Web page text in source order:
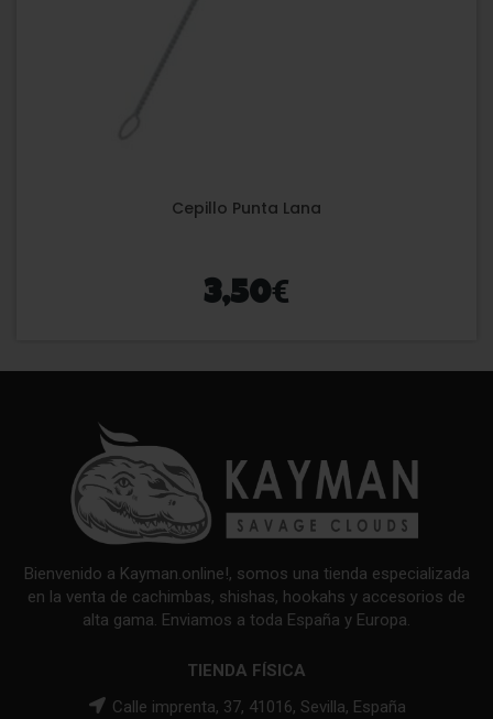
Cepillo Punta Lana
3,50€
Bienvenido a Kayman.online!, somos una tienda especializada
en la venta de cachimbas, shishas, hookahs y accesorios de
alta gama. Enviamos a toda España y Europa.
TIENDA FÍSICA
Calle imprenta, 37, 41016, Sevilla, España